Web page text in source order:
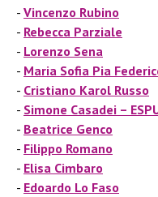
Vincenzo Rubino
Rebecca Parziale
Lorenzo Sena
Maria Sofia Pia
Cristiano Karol Russo
Simone Casadei –
Beatrice Genco
Filippo Romano
Elisa Cimbaro
Edoardo Lo Faso